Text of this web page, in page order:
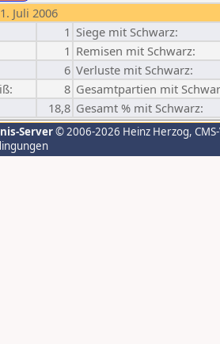
Juli 2006
1 Siege mit Schwarz:
1 Remisen mit Schwarz:
6 Verluste mit Schwarz:
8 Gesamtpartien mit
18,8 Gesamt % mit Schwarz:
Server© 2006-2026 Heinz Herzog,